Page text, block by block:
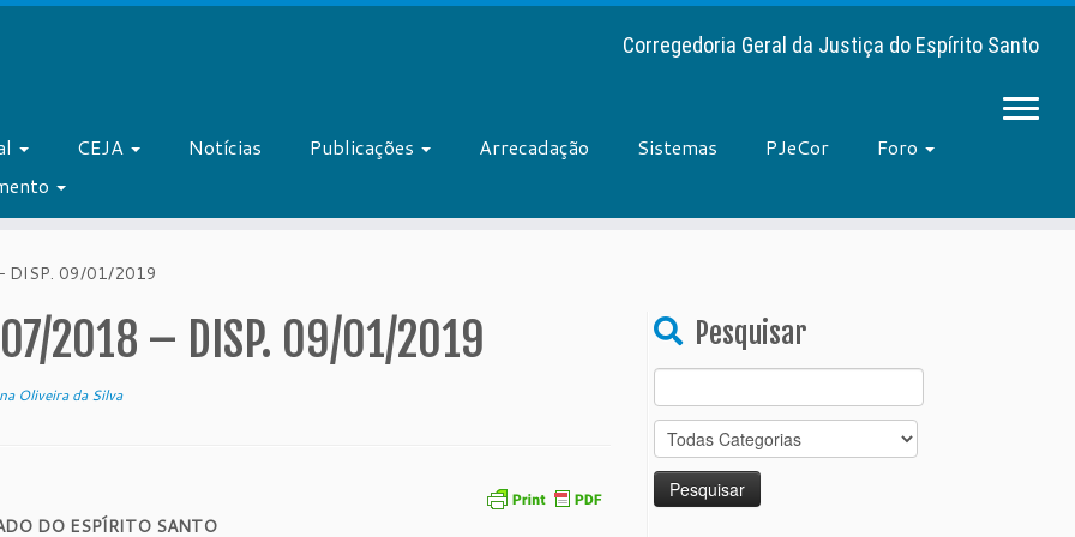
Corregedoria Geral da Justiça do Espírito Santo
CEJA Notícias Publicações Arrecadação Sistemas PJeCor
Foro
DISP. 09/01/2019
2018 – DISP. 09/01/2019
Oliveira da Silva
DO ESPÍRITO SANTO
Pesquisar
for: